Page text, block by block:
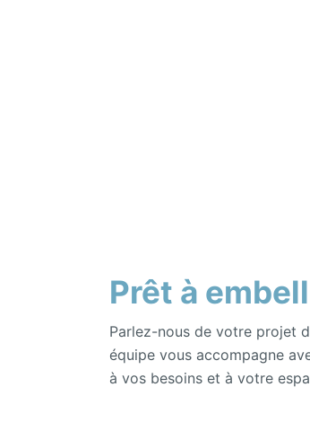
Prêt à
Parlez-nous de votre projet
équipe vous accompagne
à vos besoins et à votre